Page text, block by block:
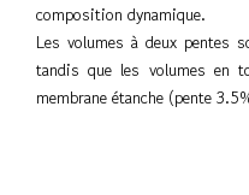
composition dynamique.
Les volumes à deux pentes
tandis que les volumes en
membrane étanche (pente